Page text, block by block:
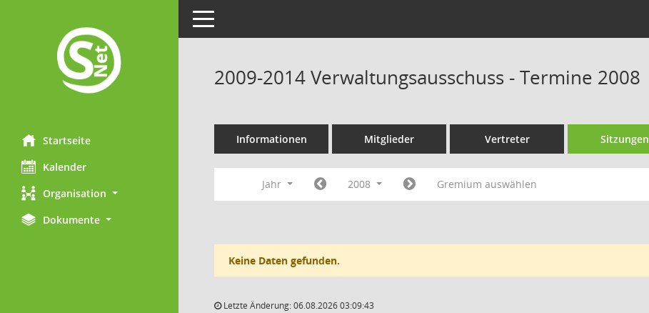
Startseite
Kalender
Organisation
Dokumente
Toggle navigation
2009-2014 Verwaltungsausschuss - Termine 2008
Informationen Mitglieder Vertreter Sitzungen
Jahr 2008 Gremium auswählen
Keine Daten gefunden.
Letzte Änderung: 06.08.2026 03:09:43